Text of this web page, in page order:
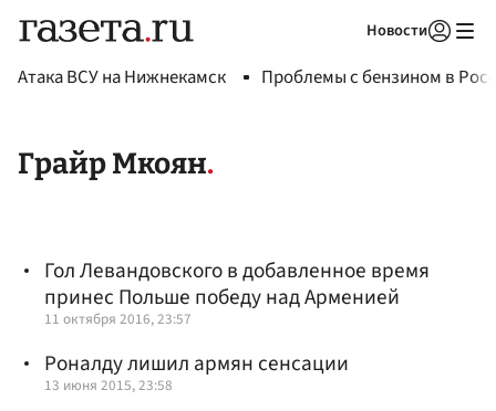
Новости
Атака ВСУ на Нижнекамск Проблемы с бензином в
Грайр Мкоян
Гол Левандовского в добавленное время
принес Польше победу над Арменией
11 октября 2016, 23:57
Роналду лишил армян сенсации
13 июня 2015, 23:58